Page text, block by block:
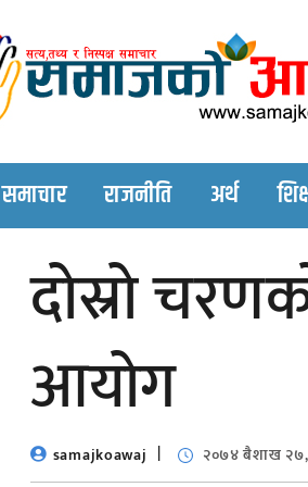
समाचार राजनीति अर्थ
दोस्रो
आयोग
samajkoawaj २०७४ बैशाख